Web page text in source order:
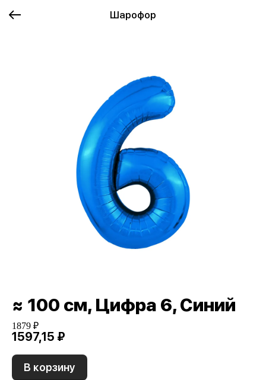
Шарофор
≈ 100 см, Цифра 6, Синий
1879 ₽
1597,15 ₽
В корзину